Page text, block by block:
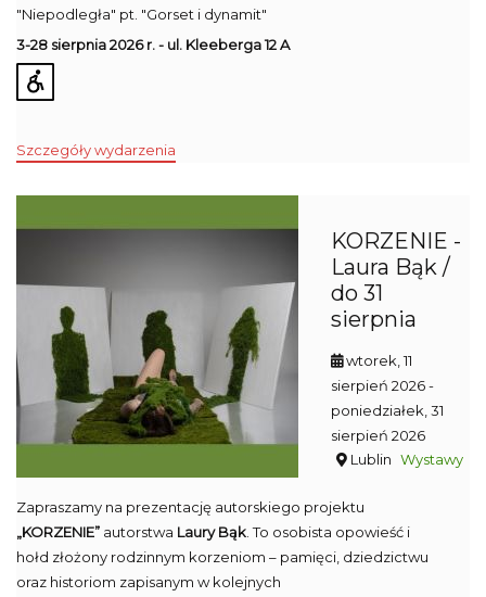
"Niepodległa" pt. "Gorset i dynamit"
3-28 sierpnia 2026 r. - ul. Kleeberga 12 A
Szczegóły wydarzenia
KORZENIE -
Laura Bąk /
do 31
sierpnia
wtorek, 11
sierpień 2026-
poniedziałek, 31
sierpień 2026
Lublin Wystawy
Zapraszamy na prezentację autorskiego projektu
„KORZENIE” autorstwa Laury Bąk . To osobista opowieść i
hołd złożony rodzinnym korzeniom – pamięci, dziedzictwu
oraz historiom zapisanym w kolejnych